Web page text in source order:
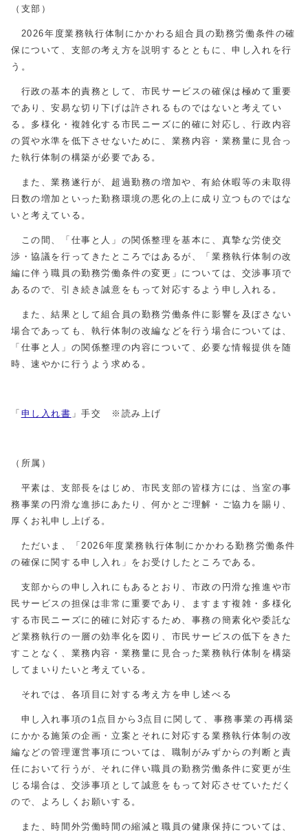
（支部）
2026年度業務執行体制にかかわる組合員の勤務労働条件の確
保について、支部の考え方を説明するとともに、申し入れを行
う。
行政の基本的責務として、市民サービスの確保は極めて重要
であり、安易な切り下げは許されるものではないと考えてい
る。多様化・複雑化する市民ニーズに的確に対応し、行政内容
の質や水準を低下させないために、業務内容・業務量に見合っ
た執行体制の構築が必要である。
また、業務遂行が、超過勤務の増加や、有給休暇等の未取得
日数の増加といった勤務環境の悪化の上に成り立つものではな
いと考えている。
この間、「仕事と人」の関係整理を基本に、真摯な労使交
渉・協議を行ってきたところではあるが、「業務執行体制の改
編に伴う職員の勤務労働条件の変更」については、交渉事項で
あるので、引き続き誠意をもって対応するよう申し入れる。
また、結果として組合員の勤務労働条件に影響を及ぼさない
場合であっても、執行体制の改編などを行う場合については、
「仕事と人」の関係整理の内容について、必要な情報提供を随
時、速やかに行うよう求める。
「 申し入れ書 」手交 ※読み上げ
（所属）
平素は、支部長をはじめ、市民支部の皆様方には、当室の事
務事業の円滑な進捗にあたり、何かとご理解・ご協力を賜り、
厚くお礼申し上げる。
ただいま、「2026年度業務執行体制にかかわる勤務労働条件
の確保に関する申し入れ」をお受けしたところである。
支部からの申し入れにもあるとおり、市政の円滑な推進や市
民サービスの担保は非常に重要であり、ますます複雑・多様化
する市民ニーズに的確に対応するため、事務の簡素化や委託な
ど業務執行の一層の効率化を図り、市民サービスの低下をきた
すことなく、業務内容・業務量に見合った業務執行体制を構築
してまいりたいと考えている。
それでは、各項目に対する考え方を申し述べる
申し入れ事項の1点目から3点目に関して、事務事業の再構築
にかかる施策の企画・立案とそれに対応する業務執行体制の改
編などの管理運営事項については、職制がみずからの判断と責
任において行うが、それに伴い職員の勤務労働条件に変更が生
じる場合は、交渉事項として誠意をもって対応させていただく
ので、よろしくお願いする。
また、時間外労働時間の縮減と職員の健康保持については、